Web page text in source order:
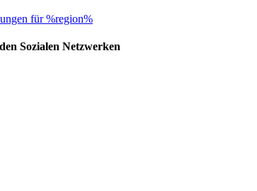
Sozialen Netzwerken